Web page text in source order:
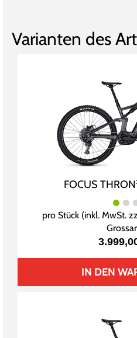
Varianten des
FOCUS
pro Stück (inkl. MwSt.
IN DEN